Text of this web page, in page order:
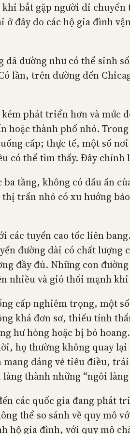
bắt gặp người di
đây do các hộ gia đình
dường như có thể sinh
lần, trên đường đến
phát triển hơn và mức
hoặc thành phố nhỏ.
cấp; thực tế, một số
thể tìm thấy. Đây chính
tầng, không có dấu ấn
trấn nhỏ có xu hướng
tuyến cao tốc liên
đường dài có chất lượng
đầy đủ. Những con
nhiều và gió thổi mạnh
cấp nghiêm trọng, một
khá đơn sơ, thiếu tính
hỏng hoặc bị bỏ
họ thường không quay
dáng vẻ tiêu điều,
thành những “ngôi làng
các quốc gia đang phát
thể so sánh về quy mô
hộ gia đình, với quy mô